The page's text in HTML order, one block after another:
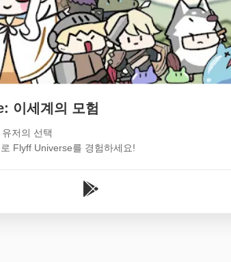
이세계의 모험
저의 선택
Flyff Universe를 경험하세요!